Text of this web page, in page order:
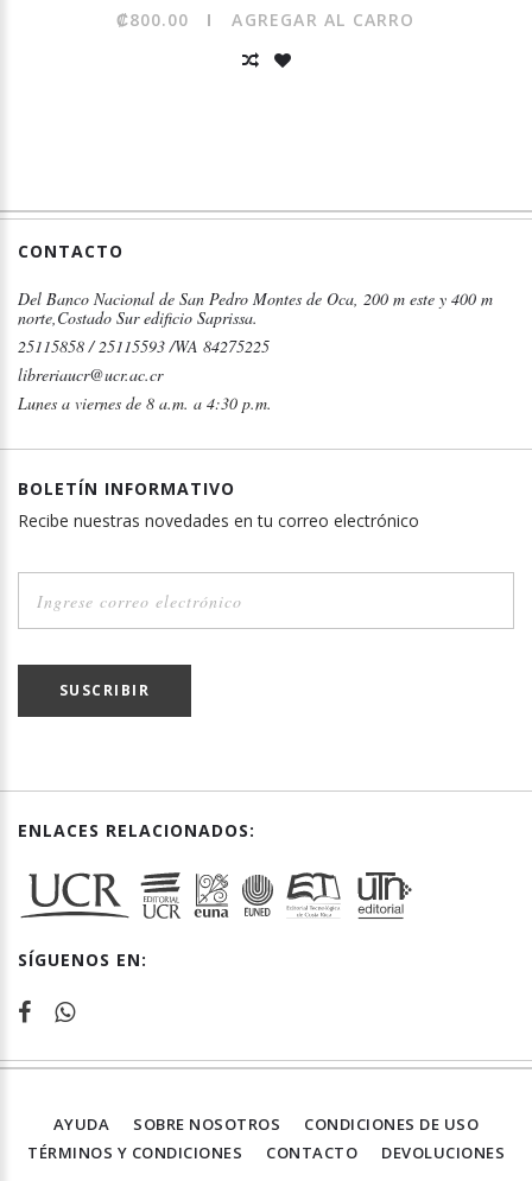
₡800.00
AGREGAR AL CARRO
CONTACTO
Del Banco Nacional de San Pedro Montes de Oca, 200 m este y 400 m
norte,Costado Sur edificio Saprissa.
25115858 / 25115593 /WA 84275225
libreriaucr@ucr.ac.cr
Lunes a viernes de 8 a.m. a 4:30 p.m.
BOLETÍN INFORMATIVO
Recibe nuestras novedades en tu correo electrónico
SUSCRIBIR
ENLACES RELACIONADOS:
SÍGUENOS EN:
AYUDA SOBRE NOSOTROS
CONDICIONES DE USO
TÉRMINOS Y CONDICIONES
CONTACTO DEVOLUCIONES